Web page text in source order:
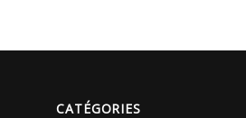
CATÉGORIES